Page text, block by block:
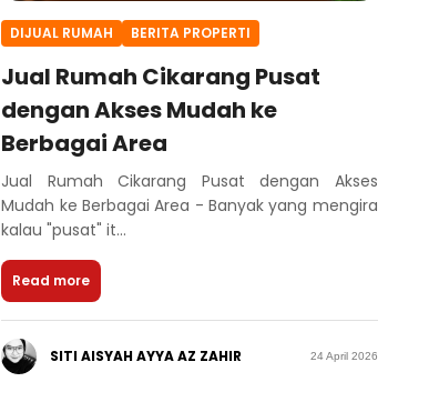
DIJUAL RUMAH BERITA PROPERTI
Jual Rumah Cikarang Pusat
dengan Akses Mudah ke
Berbagai Area
Jual Rumah Cikarang Pusat dengan Akses
Mudah ke Berbagai Area - Banyak yang mengira
kalau "pusat" it...
Read more
SITI AISYAH AYYA AZ ZAHIR 24 April 2026